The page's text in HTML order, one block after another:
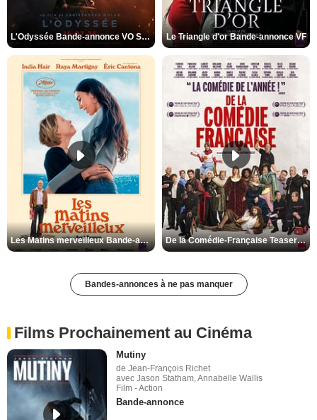
L'Odyssée Bande-annonce VO STFR Le Triangle d'or Bande-annonce VF
Les Matins merveilleux Bande-annonce VF De la Comédie-Française Teaser VF
Bandes-annonces à ne pas manquer
Films Prochainement au Cinéma
Mutiny
de Jean-François Richet
avec Jason Statham, Annabelle Wallis
Film - Action
Bande-annonce